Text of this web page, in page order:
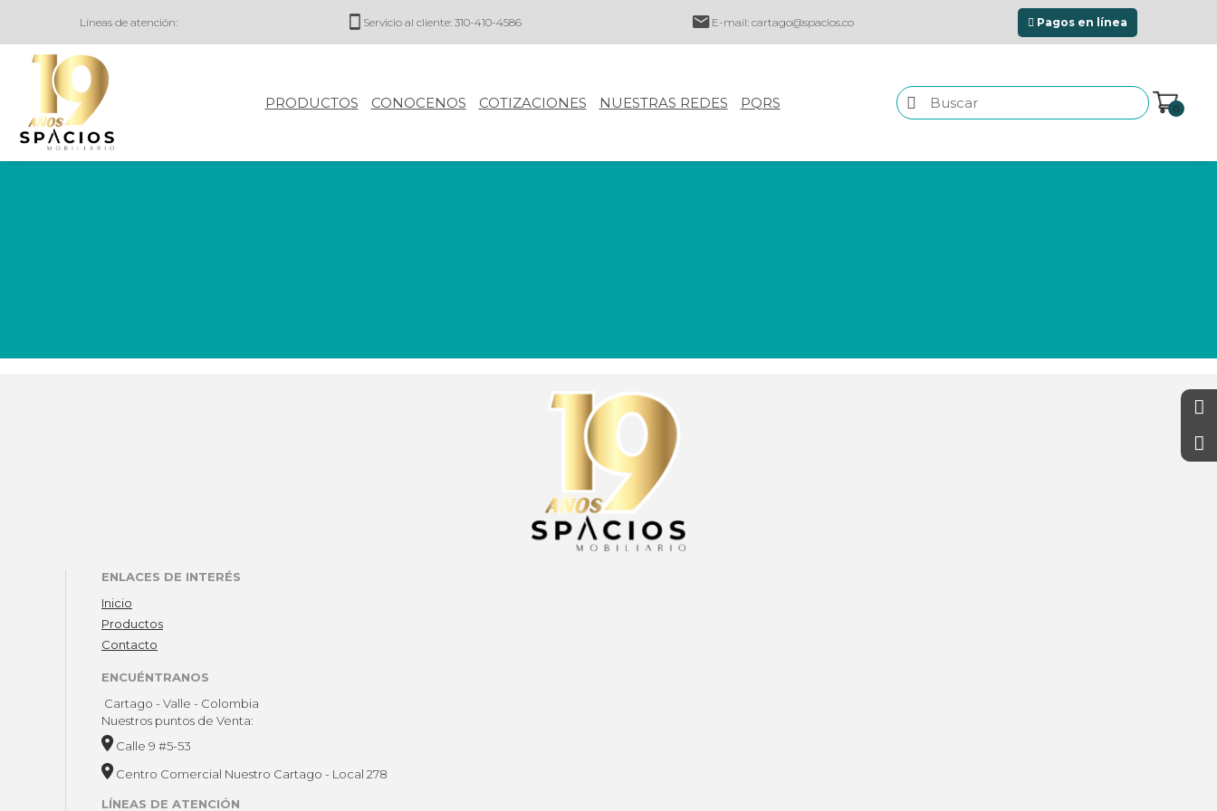
Líneas de atención: Servicio al cliente: 310-410-4586 E-mail:cartago@spacios.co Pagos en línea
PRODUCTOS CONOCENOS COTIZACIONES NUESTRAS REDES PQRS 0
ENLACES DE INTERÉS
Inicio
Productos
Contacto
ENCUÉNTRANOS
Cartago - Valle - Colombia
Nuestros puntos de Venta:
Calle 9 #5-53
Centro Comercial Nuestro Cartago - Local 278
LÍNEAS DE ATENCIÓN